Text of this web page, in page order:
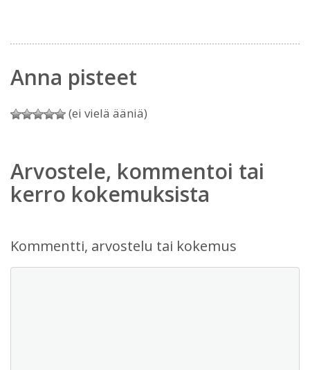
Anna pisteet
(ei vielä ääniä)
Arvostele, kommentoi tai
kerro kokemuksista
Kommentti, arvostelu tai kokemus